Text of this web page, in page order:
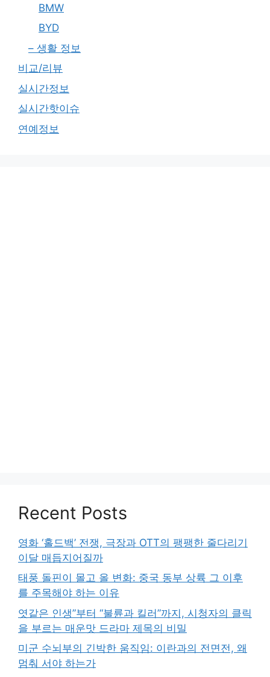
BMW
BYD
– 생활 정보
비교/리뷰
실시간정보
실시간핫이슈
연예정보
Recent Posts
영화 ‘홀드백’ 전쟁, 극장과 OTT의 팽팽한 줄다리기
이달 매듭지어질까
태풍 돌핀이 몰고 올 변화: 중국 동부 상륙 그 이후
를 주목해야 하는 이유
엿같은 인생”부터 “불륜과 킬러”까지, 시청자의 클릭
을 부르는 매운맛 드라마 제목의 비밀
미군 수뇌부의 긴박한 움직임: 이란과의 전면전, 왜
멈춰 서야 하는가